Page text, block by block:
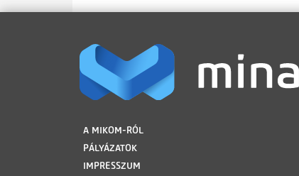
LÁBLÉC
A MIKOM-RÓL
PÁLYÁZATOK
IMPRESSZUM